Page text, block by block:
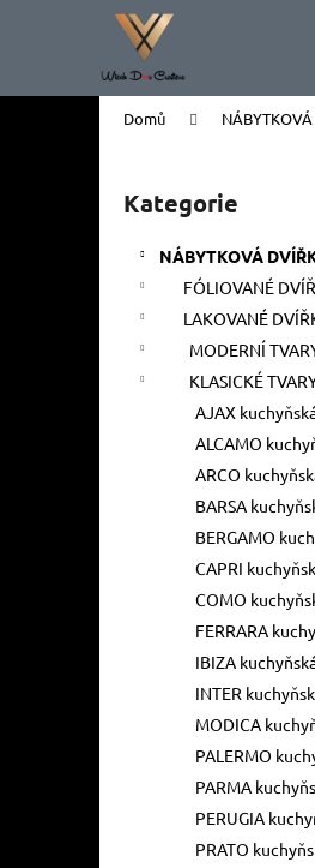
Domů
Přeskočit
kategorie
Kategorie
NÁBYTKOVÁ
FÓLIOVANÉ
LAKOVANÉ
MODERNÍ
KLASICKÉ
AJAX
ALCAMO
ARCO
BARSA
BERGAMO
CAPRI
COMO
FERRARA
IBIZA
INTER
MODICA
PALERMO
PARMA
PERUGIA
PRATO
í
do
do